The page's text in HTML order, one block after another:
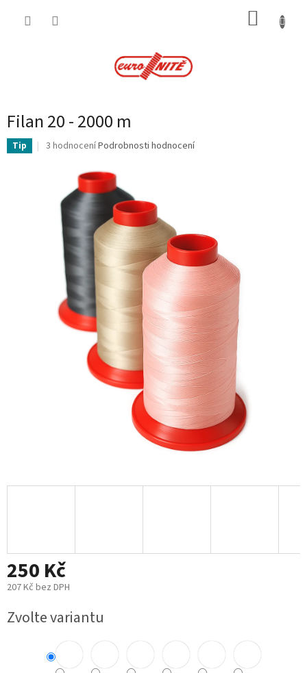
Filan 20 - 2000 m
Tip
Průměrné
produktu
hvězdiček.
3 hodnoceníPodrobnosti hodnocení
250 Kč
207 Kč bez DPH
cena:
Zvolte variantu